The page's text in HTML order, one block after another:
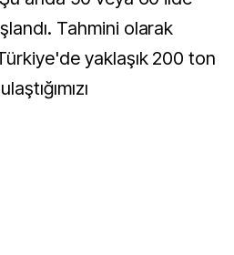
Tahmini olarak
yaklaşık 200 ton